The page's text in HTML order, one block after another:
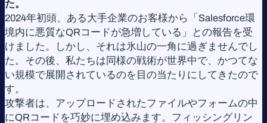
た。
2024年初頭、ある大手企業のお客様から「Salesforce環
境内に悪質なQRコードが急増している」との報告を受
けました。しかし、それは氷山の一角に過ぎませんでし
た。その後、私たちは同様の戦術が世界中で、かつてな
い規模で展開されているのを目の当たりにしてきたので
す。
攻撃者は、アップロードされたファイルやフォームの中
にQRコードを巧妙に埋め込みます。フィッシングリン